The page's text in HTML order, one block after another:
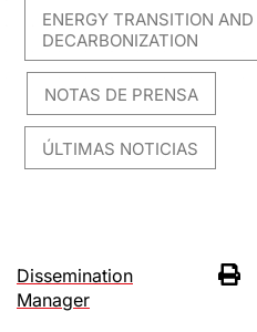
ENERGY TRANSITION AND
DECARBONIZATION
NOTAS DE PRENSA
ÚLTIMAS NOTICIAS
Dissemination
Manager